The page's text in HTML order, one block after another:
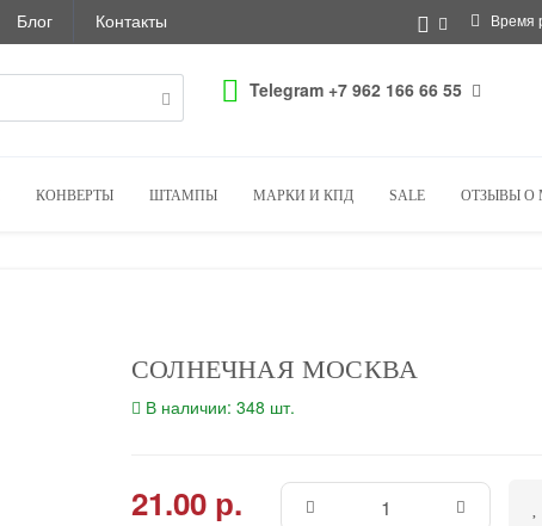
Блог Контакты Время
Telegram +7 962 166 66 55
КОНВЕРТЫ ШТАМПЫ МАРКИ И КПД SALE ОТЗЫВЫ О
СОЛНЕЧНАЯ МОСКВА
В наличии: 348 шт.
21.00 р.